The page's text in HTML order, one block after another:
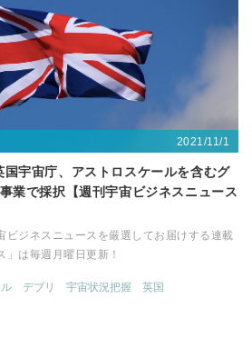
2021/11/1
宇宙庁、アストロスケールを含むグ
業で採択【週刊宇宙ビジネスニュース
ビジネスニュースを厳選してお届けする連載
」は毎週月曜日更新！
デブリ 宇宙状況把握
英国